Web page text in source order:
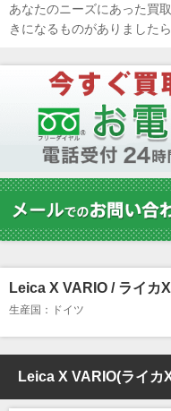
あなたのニーズにあった買
きになるものがありました
Leica X VARIO / ライカ
生産国：ドイツ
Leica X VARIO(ライカ